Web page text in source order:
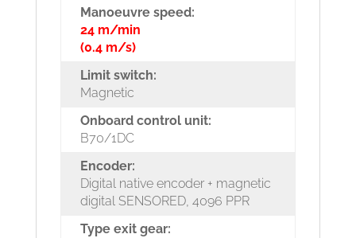
Manoeuvre speed:
24 m/min
(0.4 m/s)
Limit switch:
Magnetic
Onboard control unit:
B70/1DC
Encoder:
Digital native encoder + magnetic
digital SENSORED, 4096 PPR
Type exit gear: